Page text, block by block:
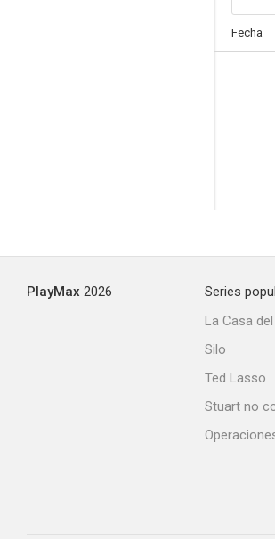
Fecha
PlayMax 2026
Series
La Casa
Silo
Ted Lasso